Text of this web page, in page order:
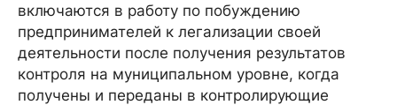
включаются в работу по побуждению
предпринимателей к легализации своей
деятельности после получения результатов
контроля на муниципальном уровне, когда
получены и переданы в контролирующие